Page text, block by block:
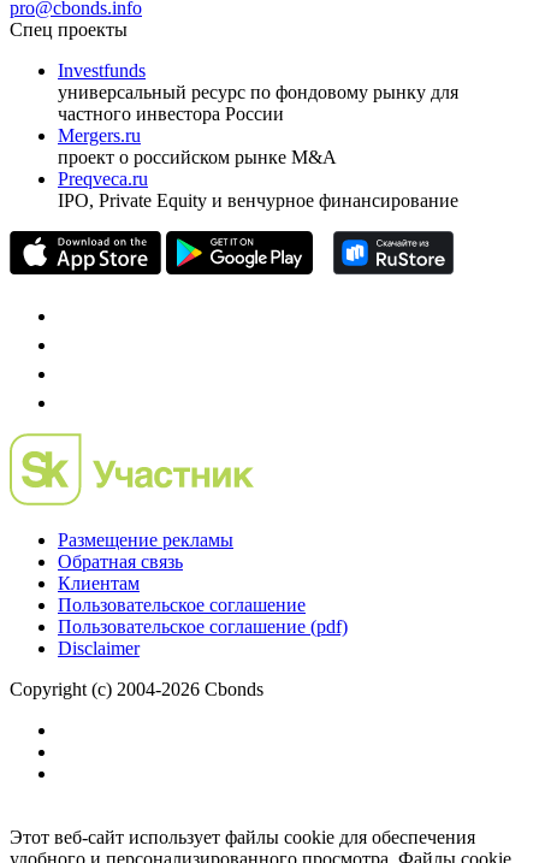
ежеквартальный аналитический журнал
оформить подписку
pro@cbonds.info
Спец проекты
Investfunds
универсальный ресурс по фондовому рынку для
частного инвестора России
проект о российском рынке M&A
Preqveca.ru
Размещение рекламы
Обратная связь
Пользовательское соглашение
Copyright (c) 2004-2026 Cbonds